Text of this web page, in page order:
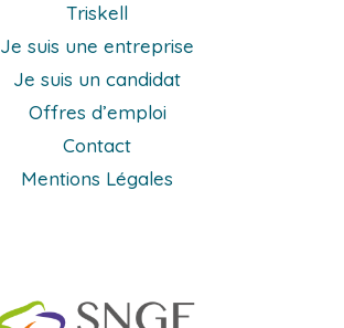
Triskell
Je suis une entreprise
Je suis un candidat
Offres d’emploi
Contact
Mentions Légales